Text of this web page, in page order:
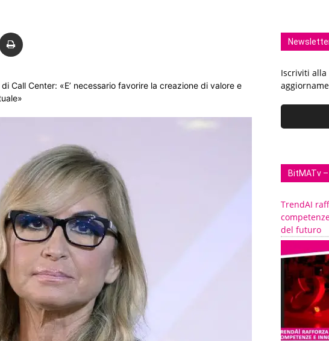
Call Center: «E’ necessario favorire la creazione di valore e
Iscriviti
BitMATv
TrendAI
del futuro